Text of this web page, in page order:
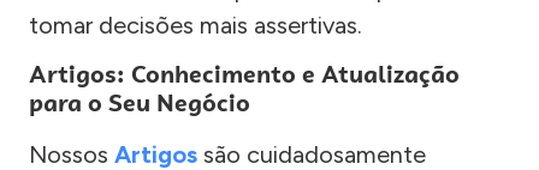
tomar decisões mais assertivas.
Artigos: Conhecimento e Atualização
para o Seu Negócio
Nossos Artigos são cuidadosamente